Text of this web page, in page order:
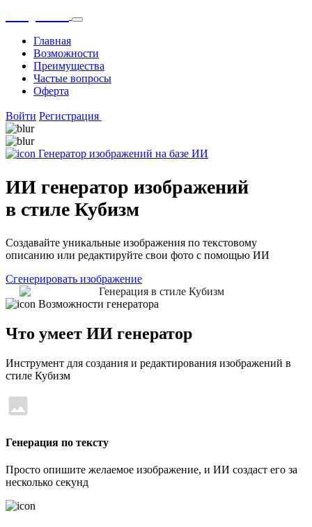
Главная
Возможности
Преимущества
Частые вопросы
Оферта
Войти Регистрация
Генератор изображений на базе ИИ
ИИ генератор изображений
в стиле Кубизм
Создавайте уникальные изображения по текстовому
описанию или редактируйте свои фото с помощью ИИ
Сгенерировать изображение
Возможности генератора
Что умеет ИИ генератор
Инструмент для создания и редактирования изображений в
стиле Кубизм
Генерация по тексту
Просто опишите желаемое изображение, и ИИ создаст его за
несколько секунд